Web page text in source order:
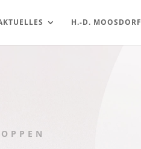
H.-D. MOOSDORF